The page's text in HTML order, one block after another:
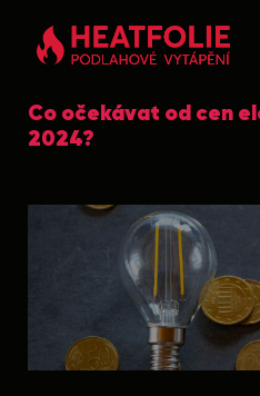
Co očekávat od cen
2024?